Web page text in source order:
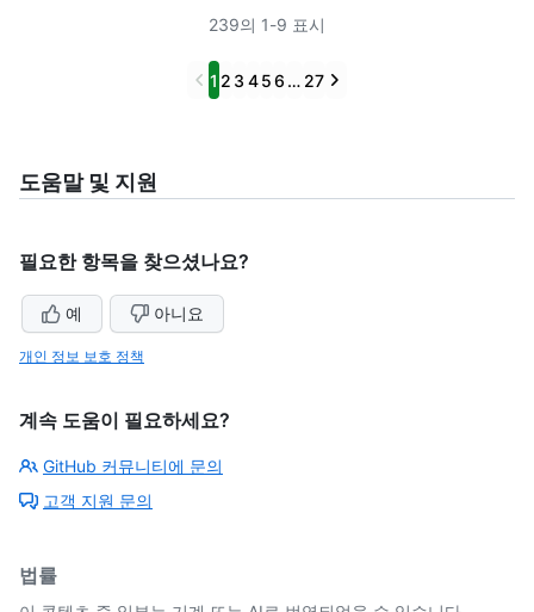
239의 1-9 표시
Previous
1 2 3 456 … 27 Next
도움말 및 지원
필요한 항목을 찾으셨나요?
예 아니요
개인 정보 보호 정책
계속 도움이 필요하세요?
GitHub 커뮤니티에 문의
고객 지원 문의
법률